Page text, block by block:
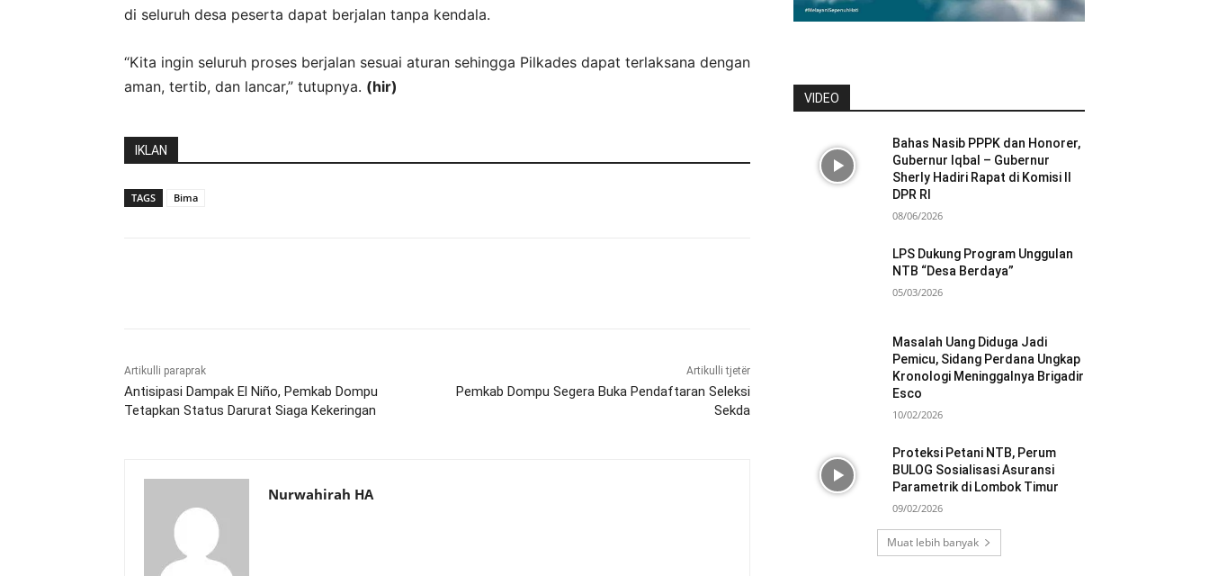
di seluruh desa peserta dapat berjalan tanpa kendala.
“Kita ingin seluruh proses berjalan sesuai aturan sehingga Pilkades dapat terlaksana dengan
aman, tertib, dan lancar,” tutupnya. (hir)
IKLAN
TAGS Bima
Artikulli paraprak
Antisipasi Dampak El Niño, Pemkab Dompu
Tetapkan Status Darurat Siaga Kekeringan
Artikulli tjetër
Pemkab Dompu Segera Buka Pendaftaran Seleksi
Sekda
Nurwahirah HA
VIDEO
Bahas Nasib PPPK dan Honorer,
Gubernur Iqbal – Gubernur
Sherly Hadiri Rapat di Komisi II
DPR RI
08/06/2026
LPS Dukung Program Unggulan
NTB “Desa Berdaya”
05/03/2026
Masalah Uang Diduga Jadi
Pemicu, Sidang Perdana Ungkap
Kronologi Meninggalnya Brigadir
Esco
10/02/2026
Proteksi Petani NTB, Perum
BULOG Sosialisasi Asuransi
Parametrik di Lombok Timur
09/02/2026
Muat lebih banyak